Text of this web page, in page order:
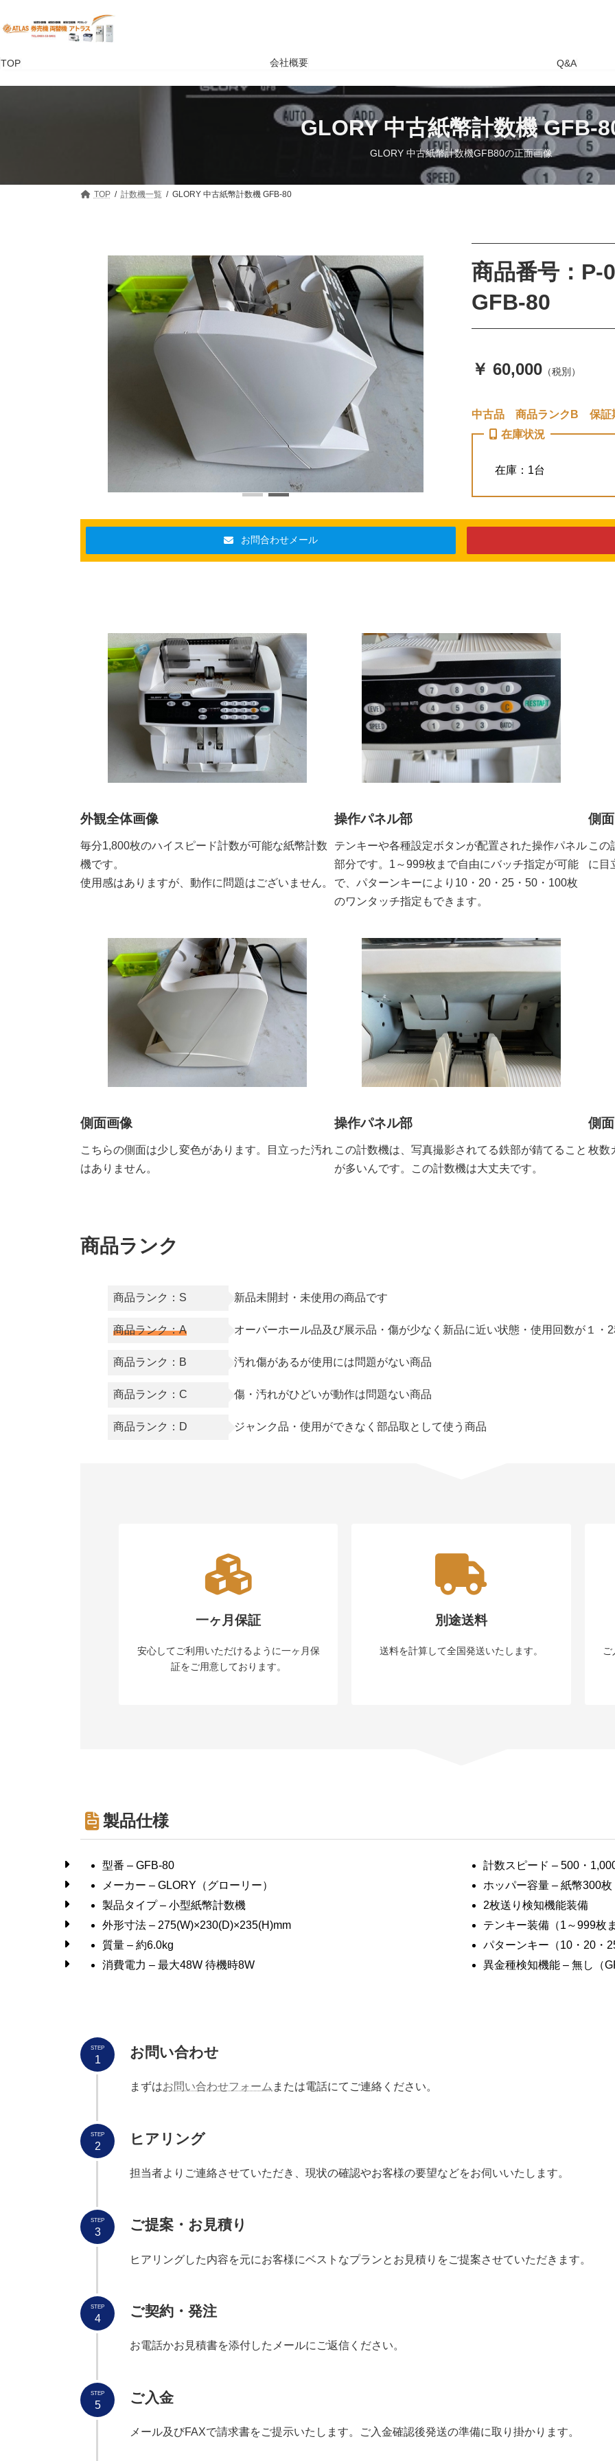
テ
ツ
ゲ
シ
TOP 会社概要 Q&A
GLORY 中古紙幣計数機 GFB-
GLORY 中古紙幣計数機GFB80の正面画像
TOP 計数機一覧 GLORY 中古紙幣計数機 GFB-80
商品番号：P-
GFB-80
￥ 60,000 （税別）
中古品 商品ランクB 保証
在庫状況
在庫：1台
お問合わせメール
外観全体画像
毎分1,800枚のハイスピード計数が可能な紙幣計数
機です。
使用感はありますが、動作に問題はございません。
操作パネル部
テンキーや各種設定ボタンが配置された操作パネル
部分です。1～999枚まで自由にバッチ指定が可能
で、パターンキーにより10・20・25・50・100枚
のワンタッチ指定もできます。
側
この
に目
側面画像
こちらの側面は少し変色があります。目立った汚れ
はありません。
操作パネル部
この計数機は、写真撮影されてる鉄部が錆てること
が多いんです。この計数機は大丈夫です。
側
枚数
商品ランク
商品ランク：S 新品未開封・未使用の商品です
商品ランク：A オーバーホール品及び展示品・傷が少なく新品に近い状態・使用回数が１・
商品ランク：B 汚れ傷があるが使用には問題がない商品
商品ランク：C 傷・汚れがひどいが動作は問題ない商品
商品ランク：D ジャンク品・使用ができなく部品取として使う商品
一ヶ月保証
安心してご利用いただけるように一ヶ月保
証をご用意しております。
別途送料
送料を計算して全国発送いたします。
製品仕様
型番 – GFB-80
メーカー – GLORY（グローリー）
製品タイプ – 小型紙幣計数機
外形寸法 – 275(W)×230(D)×235(H)mm
質量 – 約6.0kg
消費電力 – 最大48W 待機時8W
計数スピード – 500・
ホッパー容量 – 紙幣300枚
2枚送り検知機能装備
テンキー装備（1～999枚
パターンキー（10・20・
異金種検知機能 – 無し（
お問い合わせ
まずはお問い合わせフォーム または電話にてご連絡ください。
STEP
1
ヒアリング
担当者よりご連絡させていただき、現状の確認やお客様の要望などをお伺いいたします。
STEP
2
ご提案・お見積り
ヒアリングした内容を元にお客様にベストなプランとお見積りをご提案させていただきます。
STEP
3
ご契約・発注
お電話かお見積書を添付したメールにご返信ください。
STEP
4
ご入金
メール及びFAXで請求書をご提示いたします。ご入金確認後発送の準備に取り掛かります。
STEP
5